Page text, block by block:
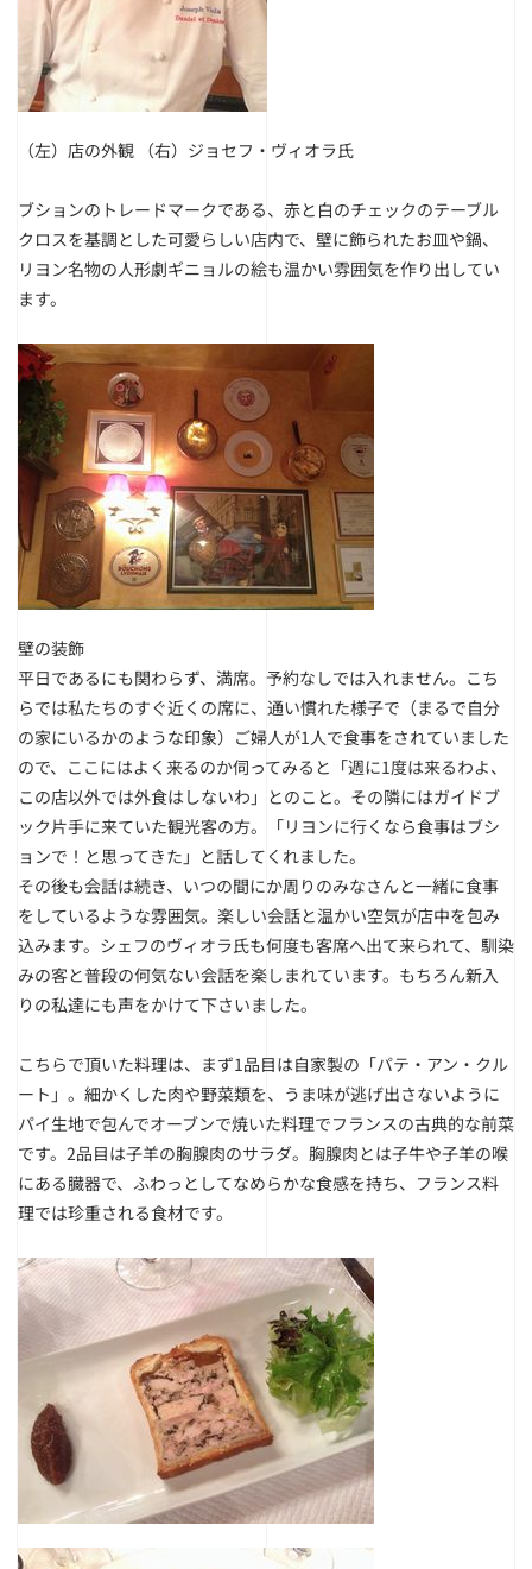
（左）店の外観 （右）ジョセフ・ヴィオラ氏
ブションのトレードマークである、赤と白のチェックのテーブル
クロスを基調とした可愛らしい店内で、壁に飾られたお皿や鍋、
リヨン名物の人形劇ギニョルの絵も温かい雰囲気を作り出してい
ます。
壁の装飾
平日であるにも関わらず、満席。予約なしでは入れません。こち
らでは私たちのすぐ近くの席に、通い慣れた様子で（まるで自分
の家にいるかのような印象）ご婦人が1人で食事をされていました
ので、ここにはよく来るのか伺ってみると「週に1度は来るわよ、
この店以外では外食はしないわ」とのこと。その隣にはガイドブ
ック片手に来ていた観光客の方。「リヨンに行くなら食事はブシ
ョンで！と思ってきた」と話してくれました。
その後も会話は続き、いつの間にか周りのみなさんと一緒に食事
をしているような雰囲気。楽しい会話と温かい空気が店中を包み
込みます。シェフのヴィオラ氏も何度も客席へ出て来られて、馴染
みの客と普段の何気ない会話を楽しまれています。もちろん新入
りの私達にも声をかけて下さいました。
こちらで頂いた料理は、まず1品目は自家製の「パテ・アン・クル
ート」。細かくした肉や野菜類を、うま味が逃げ出さないように
パイ生地で包んでオーブンで焼いた料理でフランスの古典的な前菜
です。2品目は子羊の胸腺肉のサラダ。胸腺肉とは子牛や子羊の喉
にある臓器で、ふわっとしてなめらかな食感を持ち、フランス料
理では珍重される食材です。